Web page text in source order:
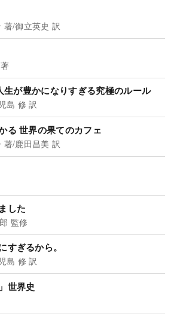
著/御立英史 訳
が豊かになりすぎる究極のルール
島 修 訳
る 世界の果てのカフェ
著/鹿田昌美 訳
した
監修
すぎるから。
島 修 訳
世界史